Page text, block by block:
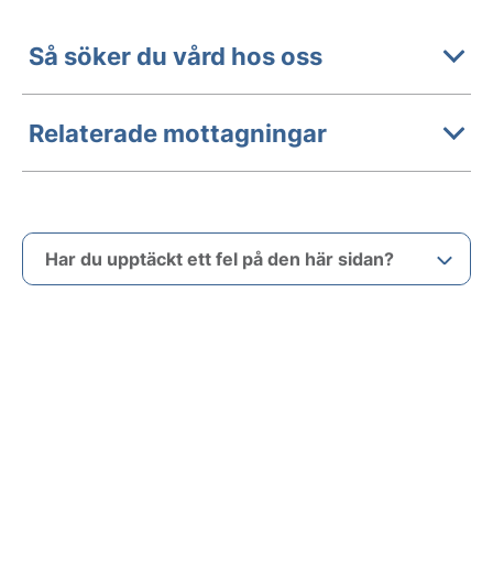
Så söker du vård hos oss
Relaterade mottagningar
Har du upptäckt ett fel på den här sidan?